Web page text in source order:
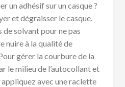
un adhésif sur un casque ?
et dégraisser le casque.
de solvant pour ne pas
nuire à la qualité de
gérer la courbure de la
le milieu de l’autocollant et
avec une raclette